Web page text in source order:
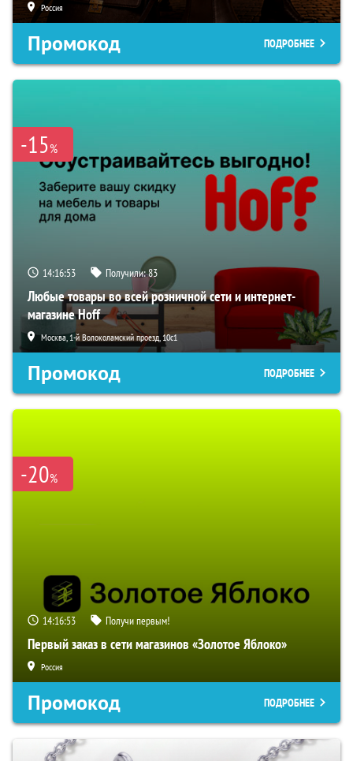
Россия
Промокод ПОДРОБНЕЕ
-15%
14:16:52 Получили:83
Любые товары во всей розничной сети и интернет-
магазине Hoff
Москва, 1-й Волоколамский проезд, 10с1
Промокод ПОДРОБНЕЕ
-20%
14:16:52 Получи первым!
Первый заказ в сети магазинов «Золотое Яблоко»
Россия
Промокод ПОДРОБНЕЕ